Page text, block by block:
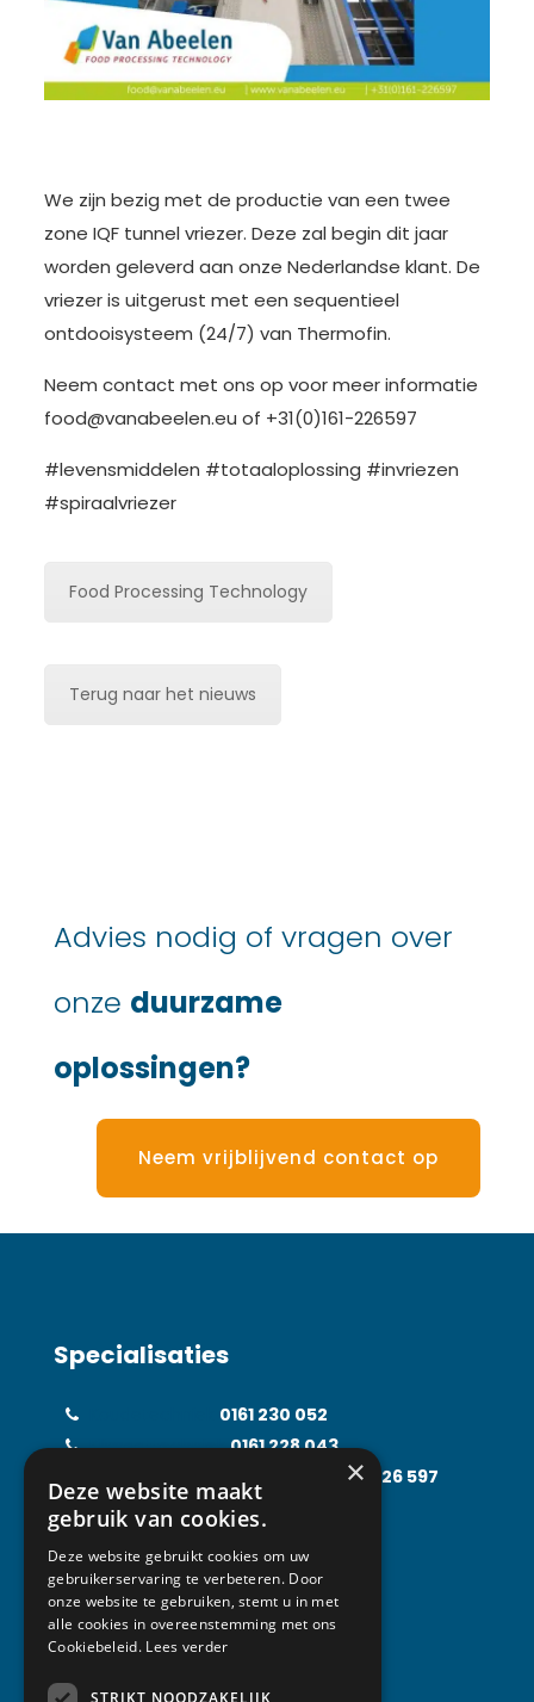
We zijn bezig met de productie van een twee
zone IQF tunnel vriezer. Deze zal begin dit jaar
worden geleverd aan onze Nederlandse klant. De
vriezer is uitgerust met een sequentieel
ontdooisysteem (24/7) van Thermofin.
Neem contact met ons op voor meer informatie
food@vanabeelen.eu of +31(0)161-226597
#levensmiddelen #totaaloplossing #invriezen
#spiraalvriezer
Food Processing Technology
Terug naar het nieuws
Advies nodig of vragen over
onze duurzame
oplossingen?
Neem vrijblijvend contact op
Specialisaties
0161 230 052
Klimaattechniek 0161 228 043
Food Processing Technology
0161 226 597
Solarfridge
0161 226 857
Contact
×
Deze website maakt
gebruik van cookies.
Deze website gebruikt cookies om uw
gebruikerservaring te verbeteren. Door
onze website te gebruiken, stemt u in met
alle cookies in overeenstemming met ons
Cookiebeleid. Lees verder
STRIKT NOODZAKELIJK